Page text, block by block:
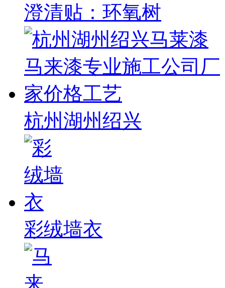
澄清贴：环氧树
杭州湖州绍兴
彩绒墙衣